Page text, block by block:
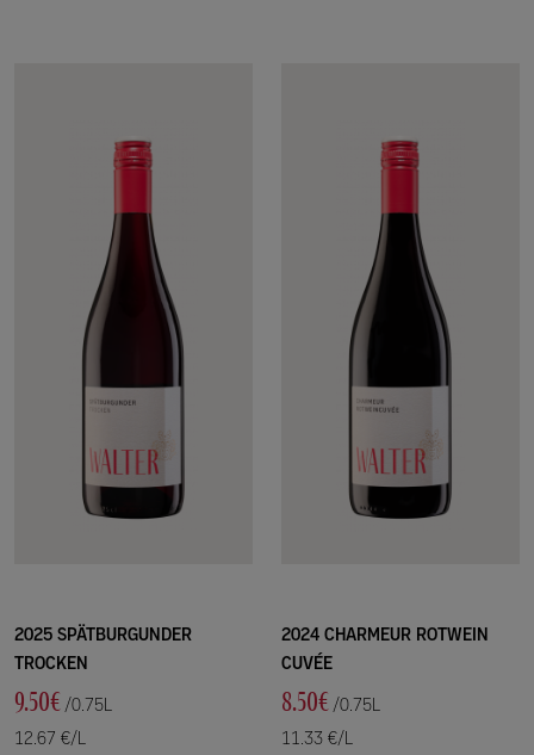
2025 SPÄTBURGUNDER
TROCKEN
9.50€ /0.75L
12.67 €/L
2024 CHARMEUR ROTWEIN
CUVÉE
8.50€ /0.75L
11.33 €/L